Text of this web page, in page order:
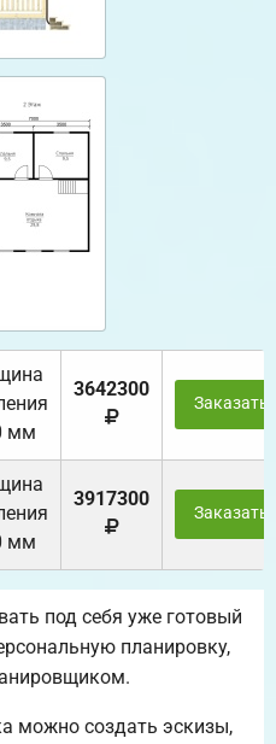
мм
3642300
Заказать
мм
3917300
Заказать
под себя уже готовый
планировку,
можно создать эскизы,